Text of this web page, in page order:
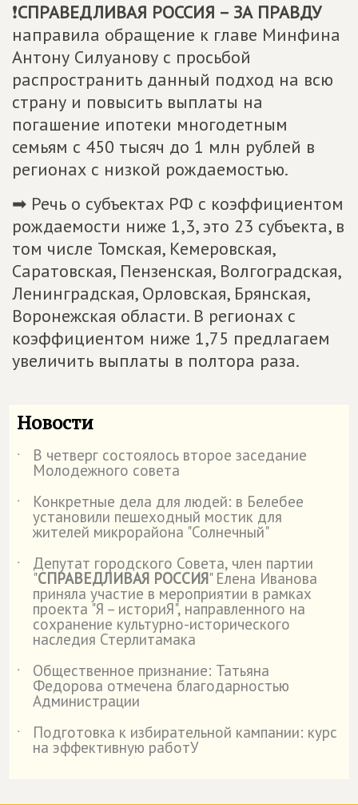
❗СПРАВЕДЛИВАЯ РОССИЯ – ЗА ПРАВДУ
направила обращение к главе Минфина
Антону Силуанову с просьбой
распространить данный подход на всю
страну и повысить выплаты на
погашение ипотеки многодетным
семьям с 450 тысяч до 1 млн рублей в
регионах с низкой рождаемостью.
➡ Речь о субъектах РФ с коэффициентом
рождаемости ниже 1,3, это 23 субъекта, в
том числе Томская, Кемеровская,
Саратовская, Пензенская, Волгоградская,
Ленинградская, Орловская, Брянская,
Воронежская области. В регионах с
коэффициентом ниже 1,75 предлагаем
увеличить выплаты в полтора раза.
Новости
˙ В четверг состоялось второе заседание
Молодежного совета
˙
Конкретные дела для людей: в Белебее
установили пешеходный мостик для
жителей микрорайона "Солнечный"
˙
Депутат городского Совета, член партии
"СПРАВЕДЛИВАЯ РОССИЯ" Елена Иванова
приняла участие в мероприятии в рамках
проекта "Я – историЯ", направленного на
сохранение культурно-исторического
наследия Стерлитамака
˙
Общественное признание: Татьяна
Федорова отмечена благодарностью
Администрации
˙
Подготовка к избирательной кампании: курс
на эффективную работУ